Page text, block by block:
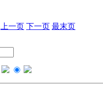
上一页 下一页 最末页